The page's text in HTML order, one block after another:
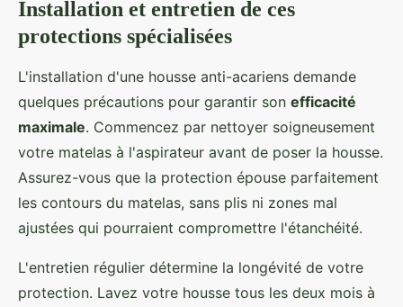
Installation et entretien de ces
protections spécialisées
L'installation d'une housse anti-acariens demande
quelques précautions pour garantir son efficacité
maximale. Commencez par nettoyer soigneusement
votre matelas à l'aspirateur avant de poser la housse.
Assurez-vous que la protection épouse parfaitement
les contours du matelas, sans plis ni zones mal
ajustées qui pourraient compromettre l'étanchéité.
L'entretien régulier détermine la longévité de votre
protection. Lavez votre housse tous les deux mois à